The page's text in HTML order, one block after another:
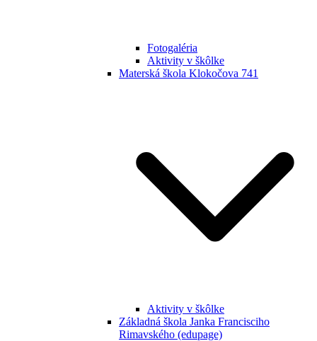
Fotogaléria
Aktivity v škôlke
Materská škola Klokočova 741
Aktivity v škôlke
Základná škola Janka Francisciho
Rimavského (edupage)